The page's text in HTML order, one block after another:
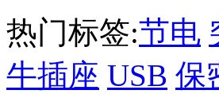
热门标签:节电
牛插座 USB 保